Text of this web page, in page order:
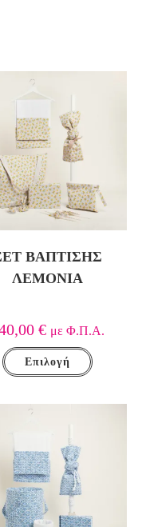
ΒΑΠΤΙΣΗΣ
ΛΕΜΟΝΙΑ
€ με Φ.Π.Α.
Επιλογή